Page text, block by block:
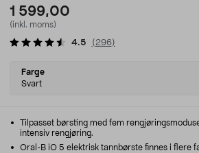
1 599,00
(inkl. moms)
4.5 ( 296)
Select
variant
Farge
Svart
Tilpasset børsting med fem
intensiv rengjøring.
Oral-B iO 5 elektrisk tannbørste finnes i flere